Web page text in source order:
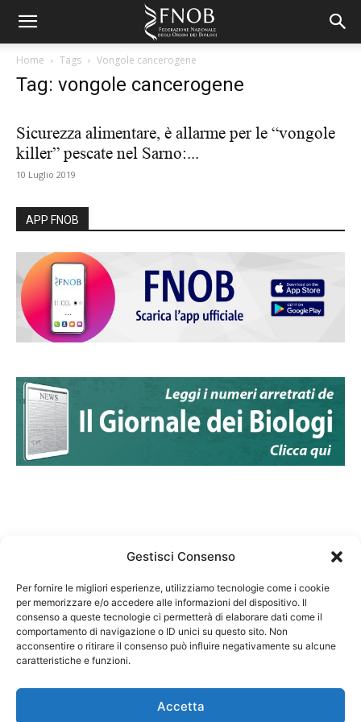
Gestisci Consenso
Per fornire le migliori esperienze, utilizziamo tecnologie come i cookie
per memorizzare e/o accedere alle informazioni del dispositivo. Il
consenso a queste tecnologie ci permetterà di elaborare dati come il
comportamento di navigazione o ID unici su questo sito. Non
acconsentire o ritirare il consenso può influire negativamente su alcune
caratteristiche e funzioni.
Accetta
Home Tags Vongole cancerogene
Tag: vongole cancerogene
Sicurezza alimentare, è allarme per le “vongole
killer” pescate nel Sarno:...
10 Luglio 2019
APP FNOB
Federazione Nazionale Degli Ordini dei Biologi:
codice fiscale 80069130583
Responsabile sito internet www.fnob.it: Vincenzo